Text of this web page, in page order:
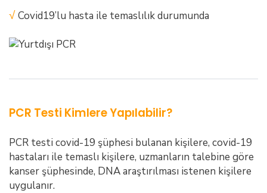
√Covid19’lu hasta ile temaslılık durumunda
PCR Testi Kimlere Yapılabilir?
PCR testi covid-19 şüphesi bulanan kişilere, covid-19
hastaları ile temaslı kişilere, uzmanların talebine göre
kanser şüphesinde, DNA araştırılması istenen kişilere
uygulanır.